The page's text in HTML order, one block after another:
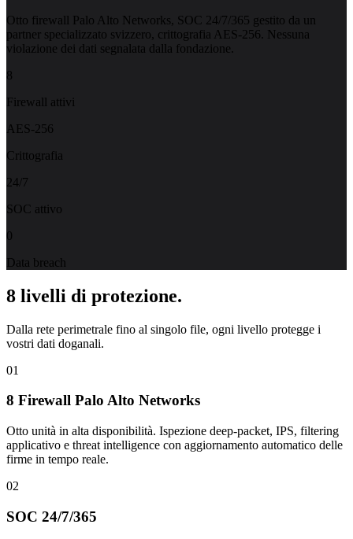
Otto firewall Palo Alto Networks, SOC 24/7/365 gestito da un
partner specializzato svizzero, crittografia AES-256. Nessuna
violazione dei dati segnalata dalla fondazione.
8
Firewall attivi
AES-256
Crittografia
24/7
SOC attivo
0
Data breach
8 livelli di protezione.
Dalla rete perimetrale fino al singolo file, ogni livello protegge i
vostri dati doganali.
01
8 Firewall Palo Alto Networks
Otto unità in alta disponibilità. Ispezione deep-packet, IPS, filtering
applicativo e threat intelligence con aggiornamento automatico delle
firme in tempo reale.
02
SOC 24/7/365